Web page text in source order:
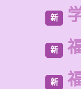
新
新
新